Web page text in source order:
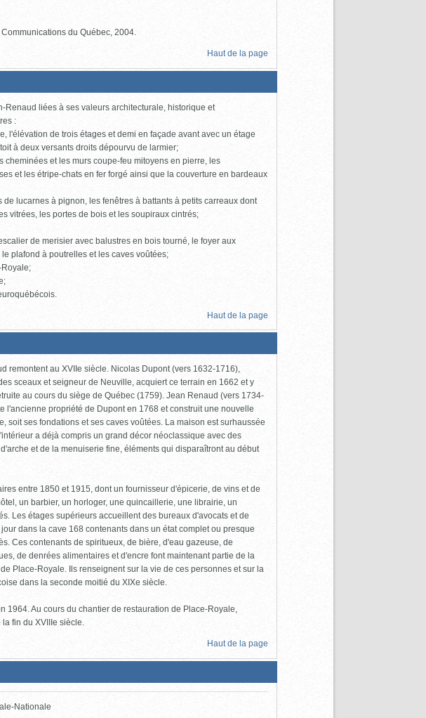
du Québec, 2004.
Haut de la page
Renaud liées à ses valeurs architecturale, historique et
:
l'élévation de trois étages et demi en façade avant avec un étage
à deux versants droits dépourvu de larmier;
cheminées et les murs coupe-feu mitoyens en pierre, les
et les étripe-chats en fer forgé ainsi que la couverture en bardeaux
lucarnes à pignon, les fenêtres à battants à petits carreaux dont
vitrées, les portes de bois et les soupiraux cintrés;
de merisier avec balustres en bois tourné, le foyer aux
plafond à poutrelles et les caves voûtées;
Haut de la page
remontent au XVIIe siècle. Nicolas Dupont (vers 1632-1716),
sceaux et seigneur de Neuville, acquiert ce terrain en 1662 et y
au cours du siège de Québec (1759). Jean Renaud (vers 1734-
l'ancienne propriété de Dupont en 1768 et construit une nouvelle
soit ses fondations et ses caves voûtées. La maison est surhaussée
a déjà compris un grand décor néoclassique avec des
et de la menuiserie fine, éléments qui disparaîtront au début
entre 1850 et 1915, dont un fournisseur d'épicerie, de vins et de
un barbier, un horloger, une quincaillerie, une librairie, un
Les étages supérieurs accueillent des bureaux d'avocats et de
dans la cave 168 contenants dans un état complet ou presque
Ces contenants de spiritueux, de bière, d'eau gazeuse, de
de denrées alimentaires et d'encre font maintenant partie de la
Place-Royale. Ils renseignent sur la vie de ces personnes et sur la
dans la seconde moitié du XIXe siècle.
1964. Au cours du chantier de restauration de Place-Royale,
fin du XVIIIe siècle.
Haut de la page
Nationale